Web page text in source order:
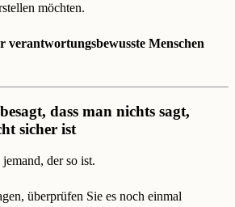
möchten.
verantwortungsbewusste Menschen
dass man nichts sagt,
sicher ist
der so ist.
überprüfen Sie es noch einmal